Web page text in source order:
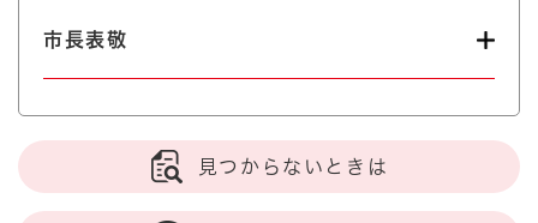
市長表敬
見つからないときは